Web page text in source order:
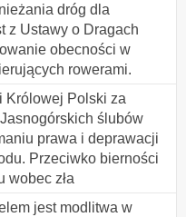
dróg dla
z Ustawy o Dragach
obecności w
rowerami.
Królowej Polski za
ślubów
prawa i deprawacji
Przeciwko bierności
wobec zła
jest modlitwa w